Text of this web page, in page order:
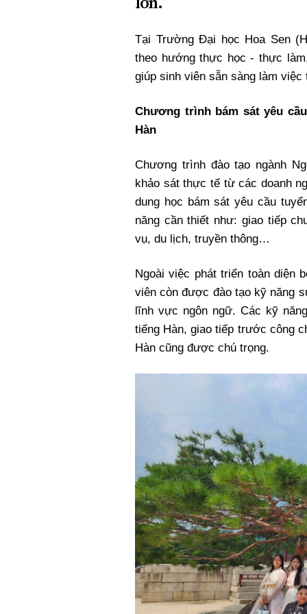
Xi nhan Trái Phải
Tại Trường Đại học Hoa Sen
theo hướng thực học - thực
giúp sinh viên sẵn sàng làm
Chương trình bám sát yêu
Hàn
Chương trình đào tạo ngành
khảo sát thực tế từ các doanh
dung học bám sát yêu cầu
năng cần thiết như: giao tiếp
vụ, du lịch, truyền thông…
Ngoài việc phát triển toàn diện
viên còn được đào tạo kỹ năng
lĩnh vực ngôn ngữ. Các kỹ
tiếng Hàn, giao tiếp trước công
Hàn cũng được chú trọng.